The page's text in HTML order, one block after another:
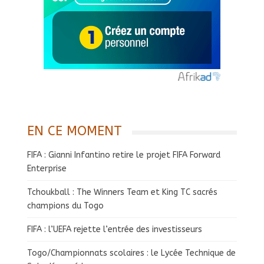
EN CE MOMENT
FIFA : Gianni Infantino retire le projet FIFA Forward
Enterprise
Tchoukball : The Winners Team et King TC sacrés
champions du Togo
FIFA : l’UEFA rejette l’entrée des investisseurs
Togo/Championnats scolaires : le Lycée Technique de